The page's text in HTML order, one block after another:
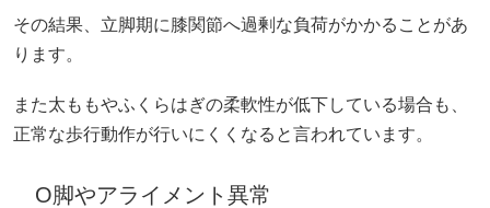
その結果、立脚期に膝関節へ過剰な負荷がかかることがあ
ります。
また太ももやふくらはぎの柔軟性が低下している場合も、
正常な歩行動作が行いにくくなると言われています。
O脚やアライメント異常